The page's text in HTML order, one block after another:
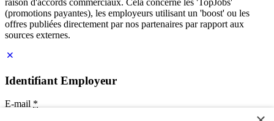
raison d'accords commerciaux. Cela concerne les 'TopJobs'
(promotions payantes), les employeurs utilisant un 'boost' ou les
offres publiées directement par nos partenaires par rapport aux
sources externes.
Identifiant Employeur
E-mail *